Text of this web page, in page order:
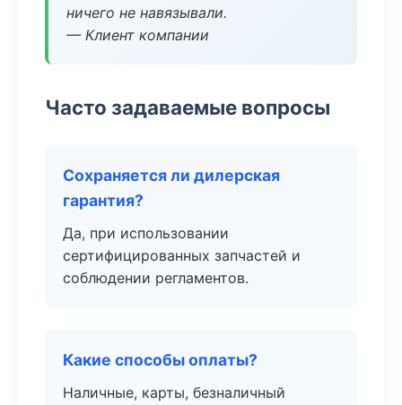
ничего не навязывали.
— Клиент компании
Часто задаваемые вопросы
Сохраняется ли дилерская
гарантия?
Да, при использовании
сертифицированных запчастей и
соблюдении регламентов.
Какие способы оплаты?
Наличные, карты, безналичный